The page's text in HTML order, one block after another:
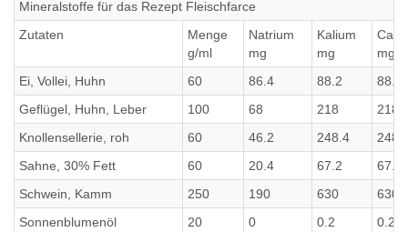
Mineralstoffe für das Rezept Fleischfarce
Zutaten
Menge
g/ml
Natrium
mg
Kalium
mg
mg
Ei, Vollei, Huhn
60 86.4 88.2
88.2
Geflügel, Huhn, Leber
100 68 218
218
Knollensellerie, roh
60 46.2 248.4
Sahne, 30% Fett
60 20.4 67.2
67.2
Schwein, Kamm
250 190 630
630
Sonnenblumenöl
20 0 0.2
0.2